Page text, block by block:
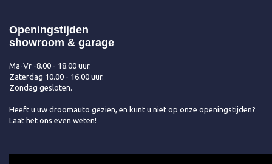
Openingstijden
showroom & garage
Ma-Vr -8.00 - 18.00 uur.
Zaterdag 10.00 - 16.00 uur.
Zondag gesloten.
Heeft u uw droomauto gezien, en kunt u niet op onze openingstijden?
Laat het ons even weten!